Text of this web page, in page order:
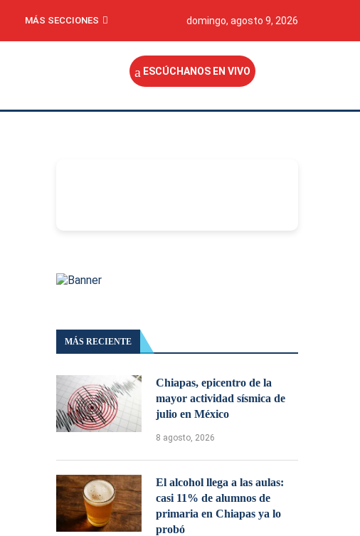
MÁS SECCIONES domingo, agosto 9, 2026
ESCÚCHANOS EN VIVO
MÁS RECIENTE
Chiapas, epicentro de la
mayor actividad sísmica de
julio en México
8 agosto, 2026
El alcohol llega a las aulas:
casi 11% de alumnos de
primaria en Chiapas ya lo
probó